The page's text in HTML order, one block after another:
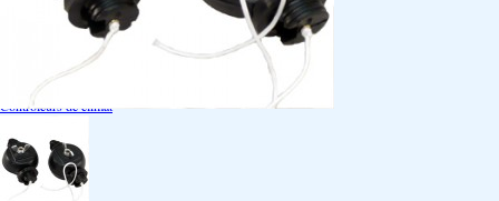
Filtre anti-odeur
Diffusion CO²
Contrôleurs de climat
Silencieux
Gaines